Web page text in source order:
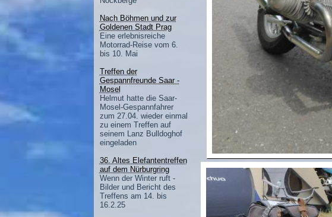
Nach Böhmen und zur
Goldenen Stadt Prag
Eine erlebnisreiche
Motorrad-Reise vom 6.
bis 10. Mai
Treffen der
Gespannfreunde Saar -
Mosel
Helmut hatte die Saar-
Mosel-Gespannfahrer
zum 27.04. wieder einmal
zu einem Treffen auf
seinem Lanz Bulldoghof
eingeladen
36. Altes Elefantentreffen
auf dem Nürburgring
Wenn der Winter ruft -
Bilder und Bericht des
Treffens am 14. bis
16.2.25